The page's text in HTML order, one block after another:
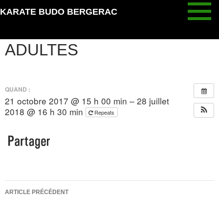
KARATE BUDO BERGERAC
ADULTES
QUAND :
21 octobre 2017 @ 15 h 00 min – 28 juillet
2018 @ 16 h 30 min
Repeats
Navigation
ARTICLE PRÉCÉDENT